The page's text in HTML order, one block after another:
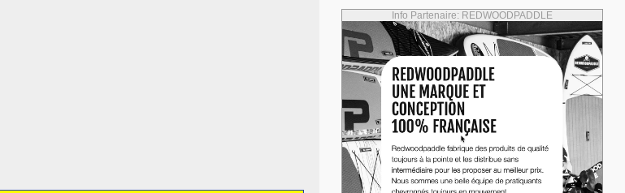
Info Partenaire: REDWOODPADDLE